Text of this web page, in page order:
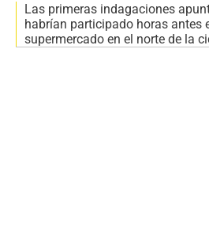
Las primeras indagaciones
habrían participado horas antes
supermercado en el norte de la